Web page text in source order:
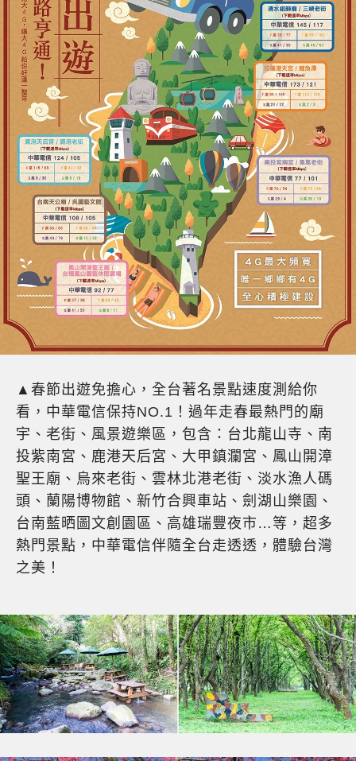
▲春節出遊免擔心，全台著名景點速度測給你
看，中華電信保持NO.1！過年走春最熱門的廟
宇、老街、風景遊樂區，包含：台北龍山寺、南
投紫南宮、鹿港天后宮、大甲鎮瀾宮、鳳山開漳
聖王廟、烏來老街、雲林北港老街、淡水漁人碼
頭、蘭陽博物館、新竹合興車站、劍湖山樂園、
台南藍晒圖文創園區、高雄瑞豐夜市…等，超多
熱門景點，中華電信伴隨全台走透透，體驗台灣
之美！